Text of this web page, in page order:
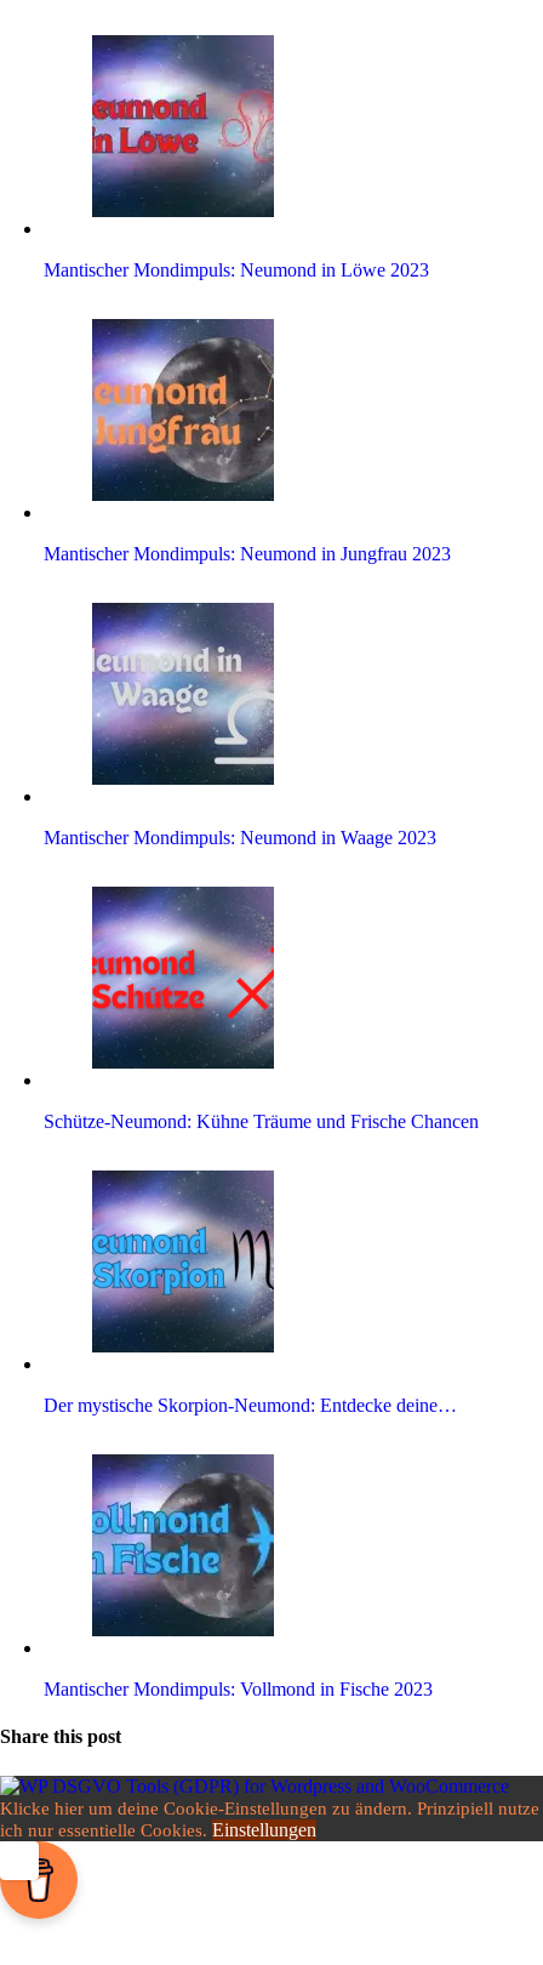
Man­ti­scher Mond­im­puls: Neu­mond in Löwe 2023
Man­ti­scher Mond­im­puls: Neu­mond in Jung­frau 2023
Man­ti­scher Mond­im­puls: Neu­mond in Waage 2023
Schütze-Neu­mond: Kühne Träume und Fri­sche Chancen
Der mysti­sche Skor­pion-Neu­mond: Ent­decke deine…
Man­ti­scher Mond­im­puls: Voll­mond in Fische 2023
Share this post
Klicke hier um deine Cookie-Einstellungen zu ändern. Prinzipiell nutze
ich nur essentielle Cookies. Einstellungen